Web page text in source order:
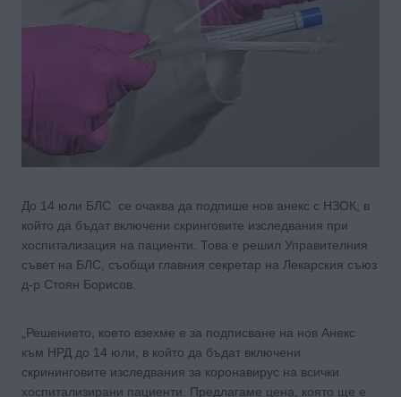
До 14 юли БЛС се очаква да подпише нов анекс с НЗОК, в
който да бъдат включени скринговите изследвания при
хоспитализация на пациенти. Това е решил Управителния
съвет на БЛС, съобщи главния секретар на Лекарския съюз
д-р Стоян Борисов.
„Решението, което взехме е за подписване на нов Анекс
към НРД до 14 юли, в който да бъдат включени
скрининговите изследвания за коронавирус на всички
хоспитализирани пациенти. Предлагаме цена, която ще е